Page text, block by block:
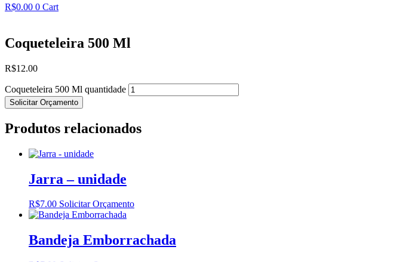
R$0.00 0 Cart
Coqueteleira 500 Ml
R$12.00
Coqueteleira 500 Ml quantidade
Solicitar Orçamento
Produtos relacionados
Jarra – unidade
R$7.00 Solicitar Orçamento
Bandeja Emborrachada